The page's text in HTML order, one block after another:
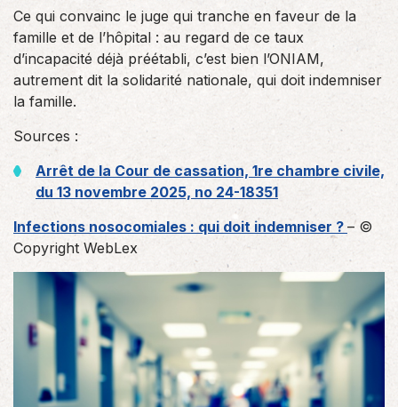
Ce qui convainc le juge qui tranche en faveur de la
famille et de l’hôpital : au regard de ce taux
d’incapacité déjà préétabli, c’est bien l’ONIAM,
autrement dit la solidarité nationale, qui doit indemniser
la famille.
Sources :
Arrêt de la Cour de cassation, 1re chambre civile,
du 13 novembre 2025, no 24-18351
Infections nosocomiales : qui doit indemniser ? – ©
Copyright WebLex